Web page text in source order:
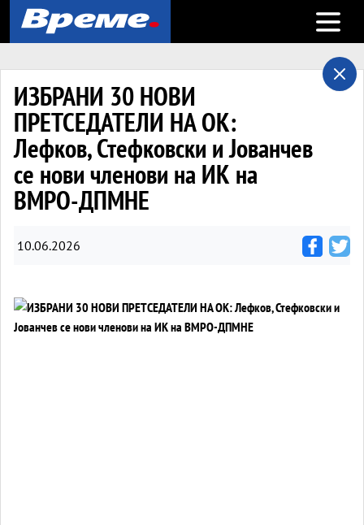
Open
ИЗБРАНИ 30 НОВИ
ПРЕТСЕДАТЕЛИ НА ОК:
Лефков, Стефковски и Јованчев
се нови членови на ИК на
ВМРО-ДПМНЕ
10.06.2026